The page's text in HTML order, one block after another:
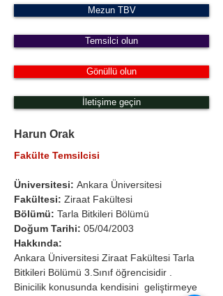
Mezun TBV
Temsilci olun
Gönüllü olun
İletişime geçin
Harun Orak
Fakülte Temsilcisi
Üniversitesi: Ankara Üniversitesi
Fakültesi: Ziraat Fakültesi
Bölümü: Tarla Bitkileri Bölümü
Doğum Tarihi: 05/04/2003
Hakkında:
Ankara Üniversitesi Ziraat Fakültesi Tarla
Bitkileri Bölümü 3.Sınıf öğrencisidir .
Binicilik konusunda kendisini  geliştirmeye